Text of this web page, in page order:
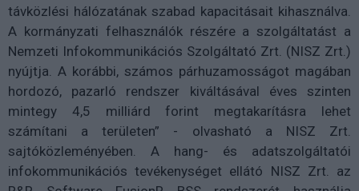
távközlési hálózatának szabad kapacitásait kihasználva.
A kormányzati felhasználók részére a szolgáltatást a
Nemzeti Infokommunikációs Szolgáltató Zrt. (NISZ Zrt.)
nyújtja. A korábbi, számos párhuzamosságot magában
hordozó, pazarló rendszer kiváltásával éves szinten
mintegy 4,5 milliárd forint megtakarításra lehet
számítani a területen” - olvasható a NISZ Zrt.
sajtóközleményében. A hang- és adatszolgáltatói
infokommunikációs tevékenységet ellátó NISZ Zrt. az